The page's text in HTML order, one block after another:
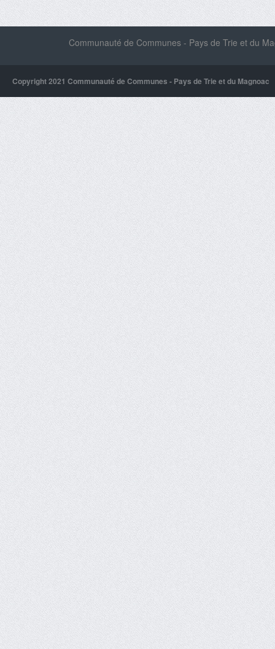
Communauté de Communes - Pays de Trie et du
Copyright 2021 Communauté de Communes - Pays de Trie et du Magnoac